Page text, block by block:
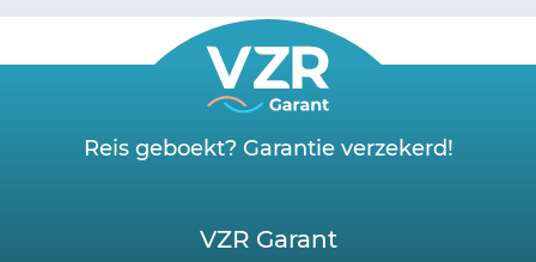
Reis geboekt? Garantie verzekerd!
VZR Garant